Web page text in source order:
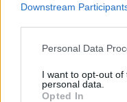
Downstream
Personal Data
I want to opt-out
personal data.
Opted In